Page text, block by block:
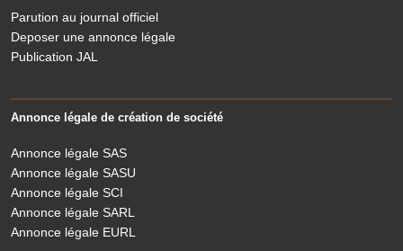
Parution au journal officiel
Deposer une annonce légale
Publication JAL
Annonce légale de création de société
Annonce légale SAS
Annonce légale SASU
Annonce légale SCI
Annonce légale SARL
Annonce légale EURL